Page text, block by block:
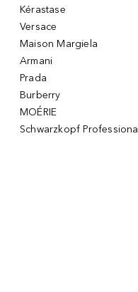
Kérastase
Versace
Maison Margiela
Armani
Prada
Burberry
MOÉRIE
Schwarzkopf Professional